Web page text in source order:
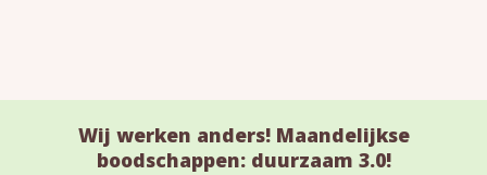
Wij werken anders! Maandelijkse
boodschappen: duurzaam 3.0!